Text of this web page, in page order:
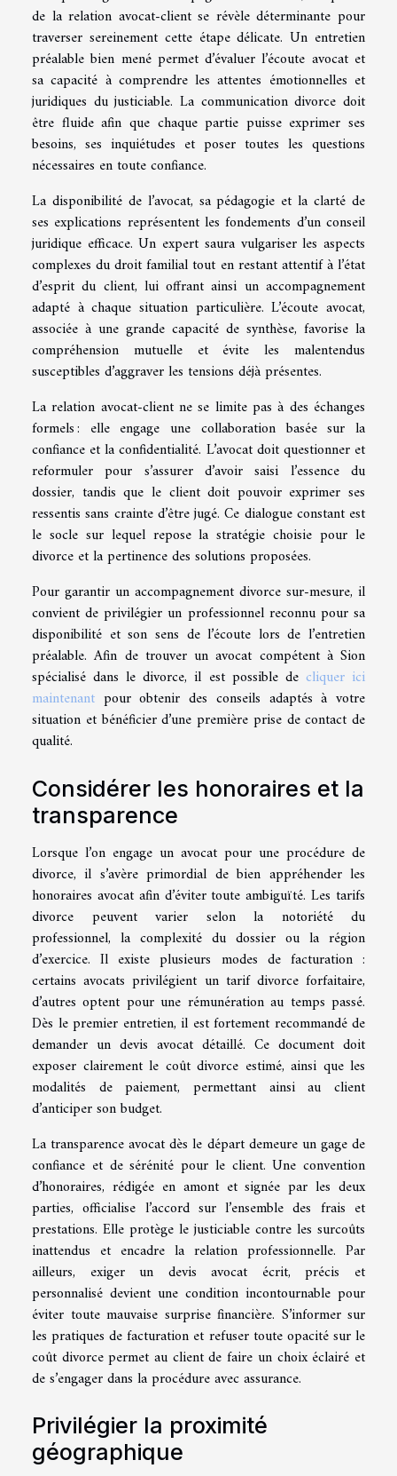
de la relation avocat-client se révèle déterminante pour
traverser sereinement cette étape délicate. Un entretien
préalable bien mené permet d’évaluer l’écoute avocat et
sa capacité à comprendre les attentes émotionnelles et
juridiques du justiciable. La communication divorce doit
être fluide afin que chaque partie puisse exprimer ses
besoins, ses inquiétudes et poser toutes les questions
nécessaires en toute confiance.
La disponibilité de l’avocat, sa pédagogie et la clarté de
ses explications représentent les fondements d’un conseil
juridique efficace. Un expert saura vulgariser les aspects
complexes du droit familial tout en restant attentif à l’état
d’esprit du client, lui offrant ainsi un accompagnement
adapté à chaque situation particulière. L’écoute avocat,
associée à une grande capacité de synthèse, favorise la
compréhension mutuelle et évite les malentendus
susceptibles d’aggraver les tensions déjà présentes.
La relation avocat-client ne se limite pas à des échanges
formels : elle engage une collaboration basée sur la
confiance et la confidentialité. L’avocat doit questionner et
reformuler pour s’assurer d’avoir saisi l’essence du
dossier, tandis que le client doit pouvoir exprimer ses
ressentis sans crainte d’être jugé. Ce dialogue constant est
le socle sur lequel repose la stratégie choisie pour le
divorce et la pertinence des solutions proposées.
Pour garantir un accompagnement divorce sur-mesure, il
convient de privilégier un professionnel reconnu pour sa
disponibilité et son sens de l’écoute lors de l’entretien
préalable. Afin de trouver un avocat compétent à Sion
spécialisé dans le divorce, il est possible de cliquer ici
maintenant pour obtenir des conseils adaptés à votre
situation et bénéficier d’une première prise de contact de
qualité.
Considérer les honoraires et la
transparence
Lorsque l’on engage un avocat pour une procédure de
divorce, il s’avère primordial de bien appréhender les
honoraires avocat afin d’éviter toute ambiguïté. Les tarifs
divorce peuvent varier selon la notoriété du
professionnel, la complexité du dossier ou la région
d’exercice. Il existe plusieurs modes de facturation :
certains avocats privilégient un tarif divorce forfaitaire,
d’autres optent pour une rémunération au temps passé.
Dès le premier entretien, il est fortement recommandé de
demander un devis avocat détaillé. Ce document doit
exposer clairement le coût divorce estimé, ainsi que les
modalités de paiement, permettant ainsi au client
d’anticiper son budget.
La transparence avocat dès le départ demeure un gage de
confiance et de sérénité pour le client. Une convention
d’honoraires, rédigée en amont et signée par les deux
parties, officialise l’accord sur l’ensemble des frais et
prestations. Elle protège le justiciable contre les surcoûts
inattendus et encadre la relation professionnelle. Par
ailleurs, exiger un devis avocat écrit, précis et
personnalisé devient une condition incontournable pour
éviter toute mauvaise surprise financière. S’informer sur
les pratiques de facturation et refuser toute opacité sur le
coût divorce permet au client de faire un choix éclairé et
de s’engager dans la procédure avec assurance.
Privilégier la proximité
géographique